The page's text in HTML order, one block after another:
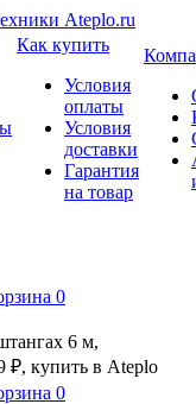
Как купить
Условия
оплаты
Условия
доставки
Гарантия
на товар
0
6 м,
₽, купить в Ateplo
0